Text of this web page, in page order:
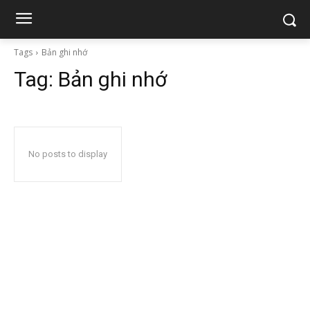
Tags Bản ghi nhớ
Tag: Bản ghi nhớ
No posts to display